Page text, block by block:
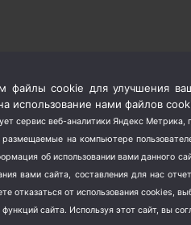
файлы cookie для улучшения
использование нами файлов
сервис веб-аналитики Яндекс
на компьютере
об использовании вами данного
вами сайта, составления для нас
отказаться от использования cookies,
сайта. Используя этот сайт, вы